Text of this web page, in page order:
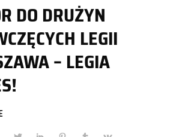
DO DRUŻYN
LEGII
– LEGIA